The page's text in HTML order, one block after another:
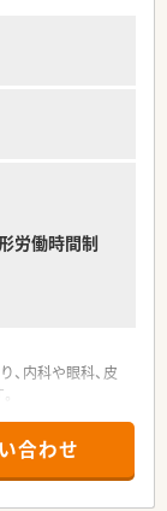
子どもの成長に合
ススメの求人で
、地域密着型の薬
ぴったりです。
連続休暇の取得
日です。
っており、日々
環境です。
抑えられてお
える環境です。
労働時間制
内科や眼科、皮
品目以上の幅
。
合わせ